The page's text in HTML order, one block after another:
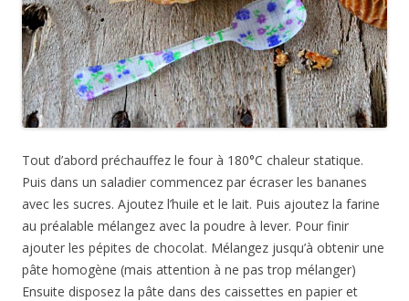
Tout d’abord préchauffez le four à 180°C chaleur statique.
Puis dans un saladier commencez par écraser les bananes
avec les sucres. Ajoutez l’huile et le lait. Puis ajoutez la farine
au préalable mélangez avec la poudre à lever. Pour finir
ajouter les pépites de chocolat. Mélangez jusqu’à obtenir une
pâte homogène (mais attention à ne pas trop mélanger)
Ensuite disposez la pâte dans des caissettes en papier et